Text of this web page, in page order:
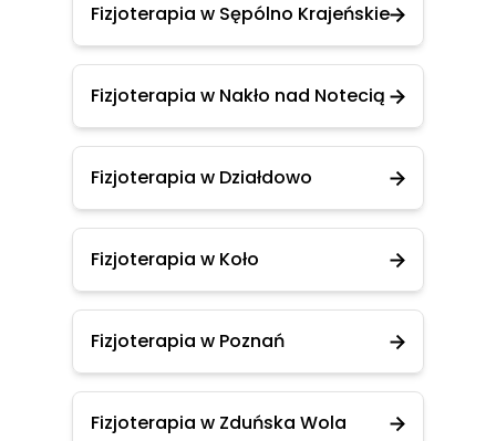
Fizjoterapia w Sępólno Krajeńskie
Fizjoterapia w Nakło nad Notecią
Fizjoterapia w Działdowo
Fizjoterapia w Koło
Fizjoterapia w Poznań
Fizjoterapia w Zduńska Wola